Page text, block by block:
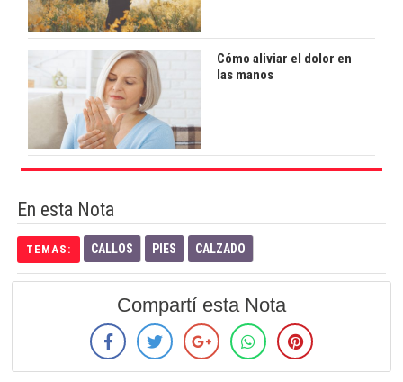
Cómo aliviar el dolor en
las manos
En esta Nota
TEMAS: CALLOS PIES CALZADO
Compartí esta Nota